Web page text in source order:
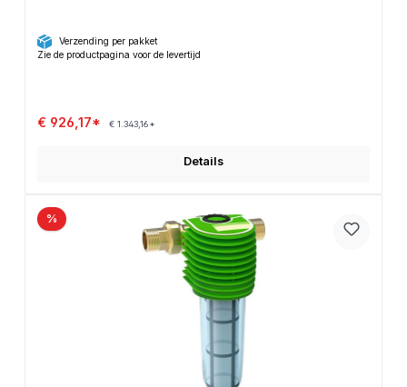
Verzending per pakket
Zie de productpagina voor de levertijd
€ 926,17* € 1.343,16*
Details
%